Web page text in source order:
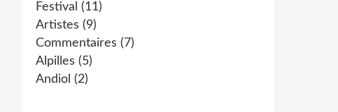
Festival (11)
Artistes (9)
Commentaires (7)
Alpilles (5)
Andiol (2)